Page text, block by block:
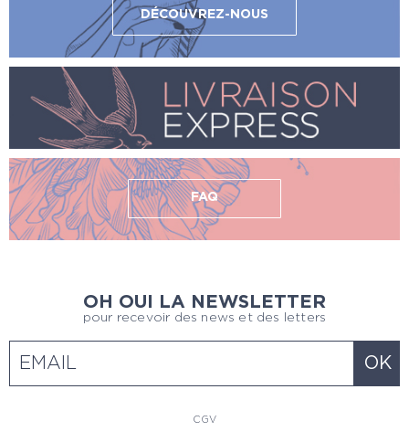
DÉCOUVREZ-NOUS
FAQ
OH OUI LA NEWSLETTER
pour recevoir des news et des letters
CGV